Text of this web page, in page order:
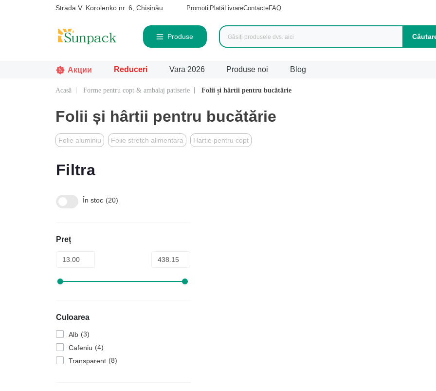
Strada V. Korolenko nr. 6, Chișinău Promoții PlatăLivrareContacteFAQ
Produse
Акции Reduceri Vara 2026 Produse noi Blog
Acasă Forme pentru copt & ambalaj patiserie Folii și hârtii pentru bucătărie
Folii și hârtii pentru bucătărie
Folie aluminiu Folie stretch alimentara Hartie pentru copt
Filtra
În stoc 20
Preț
Culoarea
Alb
3
Cafeniu
4
Transparent
8